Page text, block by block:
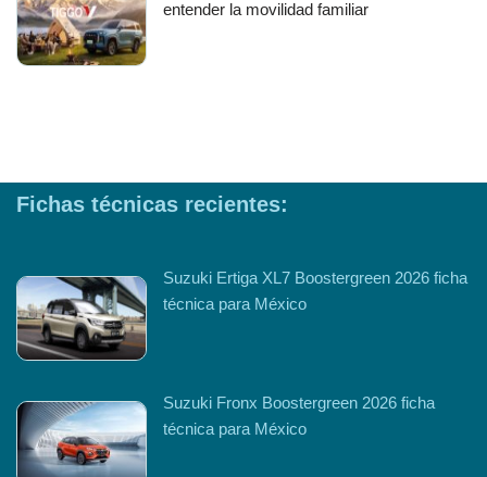
entender la movilidad familiar
Fichas técnicas recientes:
Suzuki Ertiga XL7 Boostergreen 2026 ficha
técnica para México
Suzuki Fronx Boostergreen 2026 ficha
técnica para México